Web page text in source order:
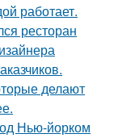
работает.
ресторан
делают
Нью-йорком